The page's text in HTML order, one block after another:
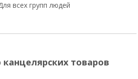
всех групп людей
канцелярских товаров